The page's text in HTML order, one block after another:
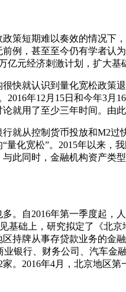
短期难以奏效的情况下
例，甚至至今仍有学者认
元经济刺激计划，扩大基
就认识到量化宽松政策退
2016年12月15日和今年3
就用了至少三年时间。由此
从控制货币投放和M2过
化宽松”。2015年以来
此同时，金融机构资产类
自2016年第一季度起，
基础上，研究拟定了《北
持牌从事存贷款业务的金
银行、财务公司、汽车
。2016年4月，北京地区